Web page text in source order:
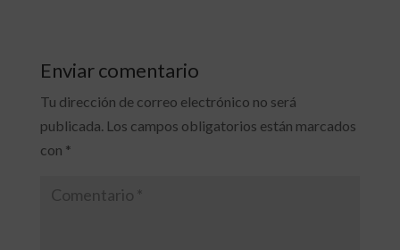
Enviar comentario
Tu dirección de correo electrónico no será
publicada. Los campos obligatorios están marcados
con *